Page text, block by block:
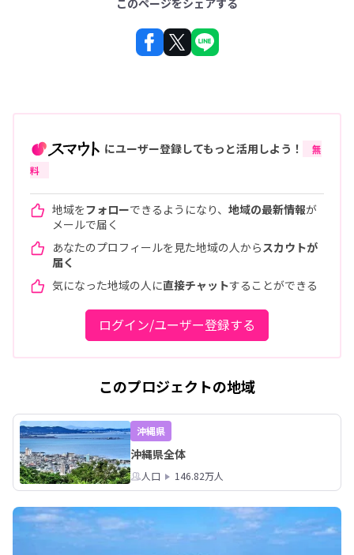
このページをシェアする
にユーザー登録してもっと活用しよう！
無
料
地域をフォローできるようになり、 地域の最新情報が
メールで届く
あなたのプロフィールを見た地域の人から スカウトが
届く
気になった地域の人に直接チャットすることができる
ログイン/ユーザー登録する
このプロジェクトの地域
沖縄県
沖縄県全体
人口 146.82万人